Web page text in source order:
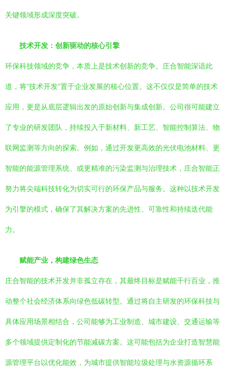
关键领域形成深度突破。
技术开发：创新驱动的核心引擎
环保科技领域的竞争，本质上是技术创新的竞争。庄合智能深谙此
道，将“技术开发”置于企业发展的核心位置。这不仅仅是简单的技术
应用，更是从底层逻辑出发的原始创新与集成创新。公司很可能建立
了专业的研发团队，持续投入于新材料、新工艺、智能控制算法、物
联网监测等方向的探索。例如，通过开发更高效的光伏电池材料、更
智能的能源管理系统、或更精准的污染监测与治理技术，庄合智能正
努力将尖端科技转化为切实可行的环保产品与服务。这种以技术开发
为引擎的模式，确保了其解决方案的先进性、可靠性和持续迭代能
力。
赋能产业，构建绿色生态
庄合智能的技术开发并非孤立存在，其最终目标是赋能千行百业，推
动整个社会经济体系向绿色低碳转型。通过将自主研发的环保科技与
具体应用场景相结合，公司能够为工业制造、城市建设、交通运输等
多个领域提供定制化的节能减碳方案。这可能包括为企业打造智慧能
源管理平台以优化能效，为城市提供智能垃圾处理与水资源循环系